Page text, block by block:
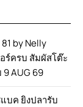
by Nelly
ร์ครบ สัมผัสโต๊ะ
AUG 69
บค ยิงปลารับ